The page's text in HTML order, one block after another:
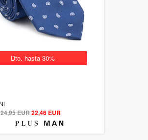
Dto. hasta 30%
out of 5
24,95 EUR22,46 EUR